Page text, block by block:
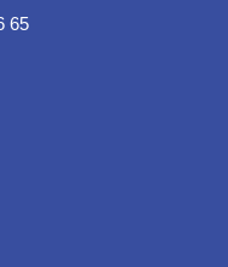
65